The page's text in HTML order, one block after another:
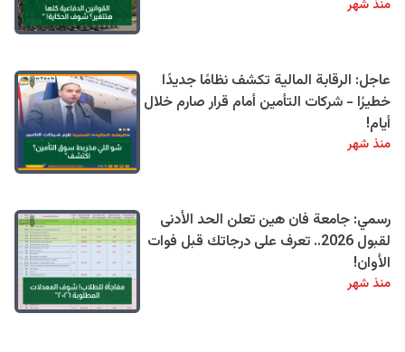
منذ شهر
عاجل: الرقابة المالية تكشف نظامًا جديدًا
خطيرًا - شركات التأمين أمام قرار صارم خلال
أيام!
منذ شهر
رسمي: جامعة فان هين تعلن الحد الأدنى
لقبول 2026.. تعرف على درجاتك قبل فوات
الأوان!
منذ شهر